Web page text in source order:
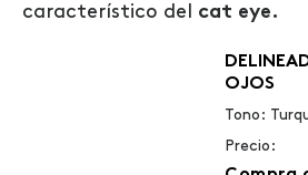
característico del cat eye.
OJOS
Tono:
Precio: